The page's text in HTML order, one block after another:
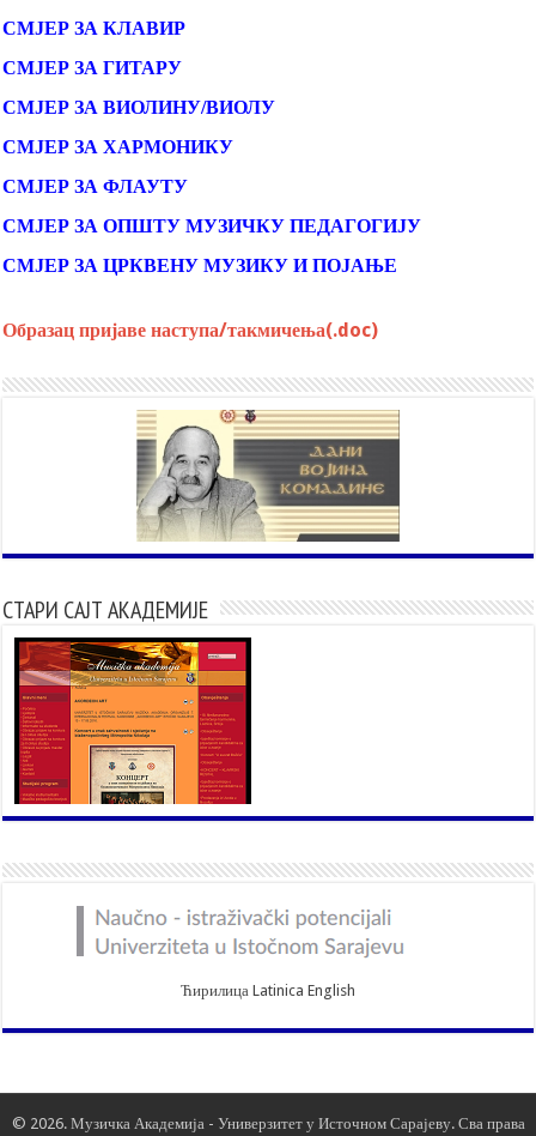
СМЈЕР ЗА КЛАВИР
СМЈЕР ЗА ГИТАРУ
СМЈЕР ЗА ВИОЛИНУ/ВИОЛУ
СМЈЕР ЗА ХАРМОНИКУ
СМЈЕР ЗА ФЛАУТУ
СМЈЕР ЗА ОПШТУ МУЗИЧКУ ПЕДАГОГИЈУ
СМЈЕР ЗА ЦРКВЕНУ МУЗИКУ И ПОЈАЊЕ
Образац пријаве наступа/такмичења(.doc)
СТАРИ САЈТ АКАДЕМИЈЕ
Ћирилица Latinica English
© 2026. Музичка Академија - Универзитет у Источном Сарајеву. Сва права